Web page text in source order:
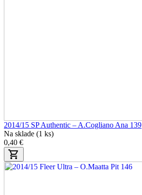
2014/15 SP Authentic – A.Cogliano Ana 139
Na sklade (1 ks)
0,40 €